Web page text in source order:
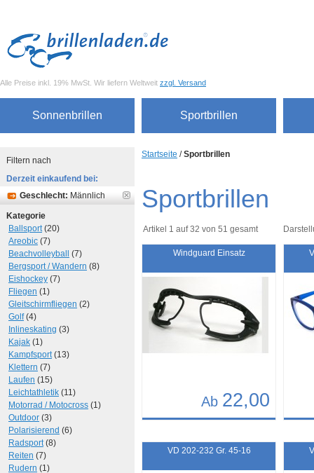
Alle Preise inkl. 19% MwSt. Wir liefern Weltweit zzgl. Versand
Sonnenbrillen Sportbrillen
Startseite /Sportbrillen
Sportbrillen
Artikel 1 auf 32 von 51 gesamt
Windguard Einsatz
Ab 22,00
Art.-Nr.: EGWB Art.-
VD 202-232 Gr. 45-16
Filtern nach
Derzeit einkaufend bei:
Geschlecht: Männlich
Kategorie
Ballsport(20)
Areobic (7)
Beachvolleyball
(7)
Bergsport / Wandern (8)
Eishockey (7)
Fliegen (1)
Gleitschirmfliegen (2)
Golf(4)
Inlineskating (3)
Kajak (1)
Kampfsport(13)
Klettern (7)
Laufen (15)
Leichtathletik (11)
Motorrad / Motocross (1)
Outdoor (3)
Polarisierend (6)
Radsport(8)
Reiten (7)
Rudern (1)